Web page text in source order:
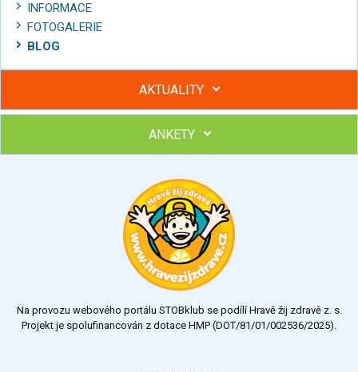
INFORMACE
FOTOGALERIE
BLOG
AKTUALITY
Hubněte s podporou lektorky a skupiny v kurzech STOBu
Chcete poradit s hubnutím? Najděte si odborníka STOBu ve
ANKETY
Výsledky Všechny ankety
Na provozu webového portálu STOBklub se podílí Hravě žij zdravě z. s.
Projekt je spolufinancován z dotace HMP (DOT/81/01/002536/2025).